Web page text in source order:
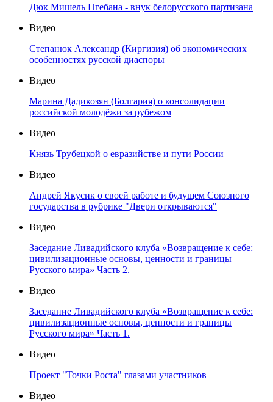
Дюк Мишель Нгебана - внук белорусского партизана
Видео
Степанюк Александр (Киргизия) об экономических
особенностях русской диаспоры
Видео
Марина Дадикозян (Болгария) о консолидации
российской молодёжи за рубежом
Видео
Князь Трубецкой о евразийстве и пути России
Видео
Андрей Якусик о своей работе и будущем Союзного
государства в рубрике "Двери открываются"
Видео
Заседание Ливадийского клуба «Возвращение к себе:
цивилизационные основы, ценности и границы
Русского мира» Часть 2.
Видео
Заседание Ливадийского клуба «Возвращение к себе:
цивилизационные основы, ценности и границы
Русского мира» Часть 1.
Видео
Проект "Точки Роста" глазами участников
Видео